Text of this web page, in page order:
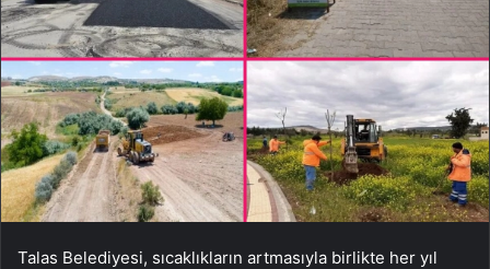
Talas Belediyesi, sıcaklıkların artmasıyla birlikte her yıl